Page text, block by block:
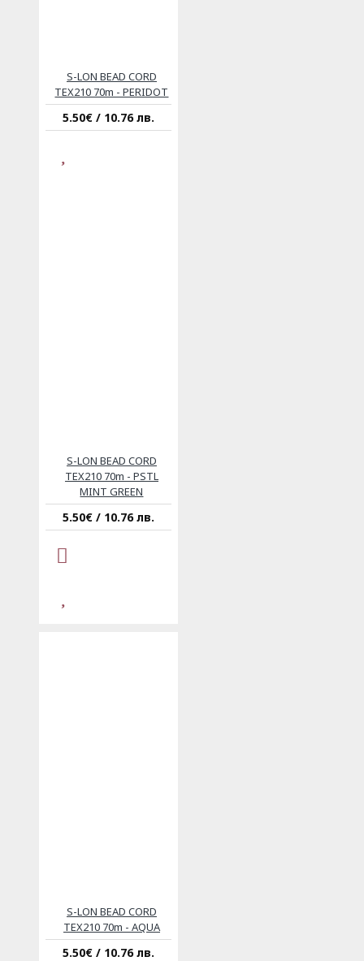
S-LON BEAD CORD
TEX210 70m - PERIDOT
5.50€ / 10.76 лв.
S-LON BEAD CORD
TEX210 70m - PSTL
MINT GREEN
5.50€ / 10.76 лв.
S-LON BEAD CORD
TEX210 70m - AQUA
5.50€ / 10.76 лв.